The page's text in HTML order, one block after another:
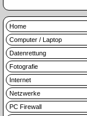
Home
Computer / Laptop
Datenrettung
Fotografie
Internet
Netzwerke
PC Firewall